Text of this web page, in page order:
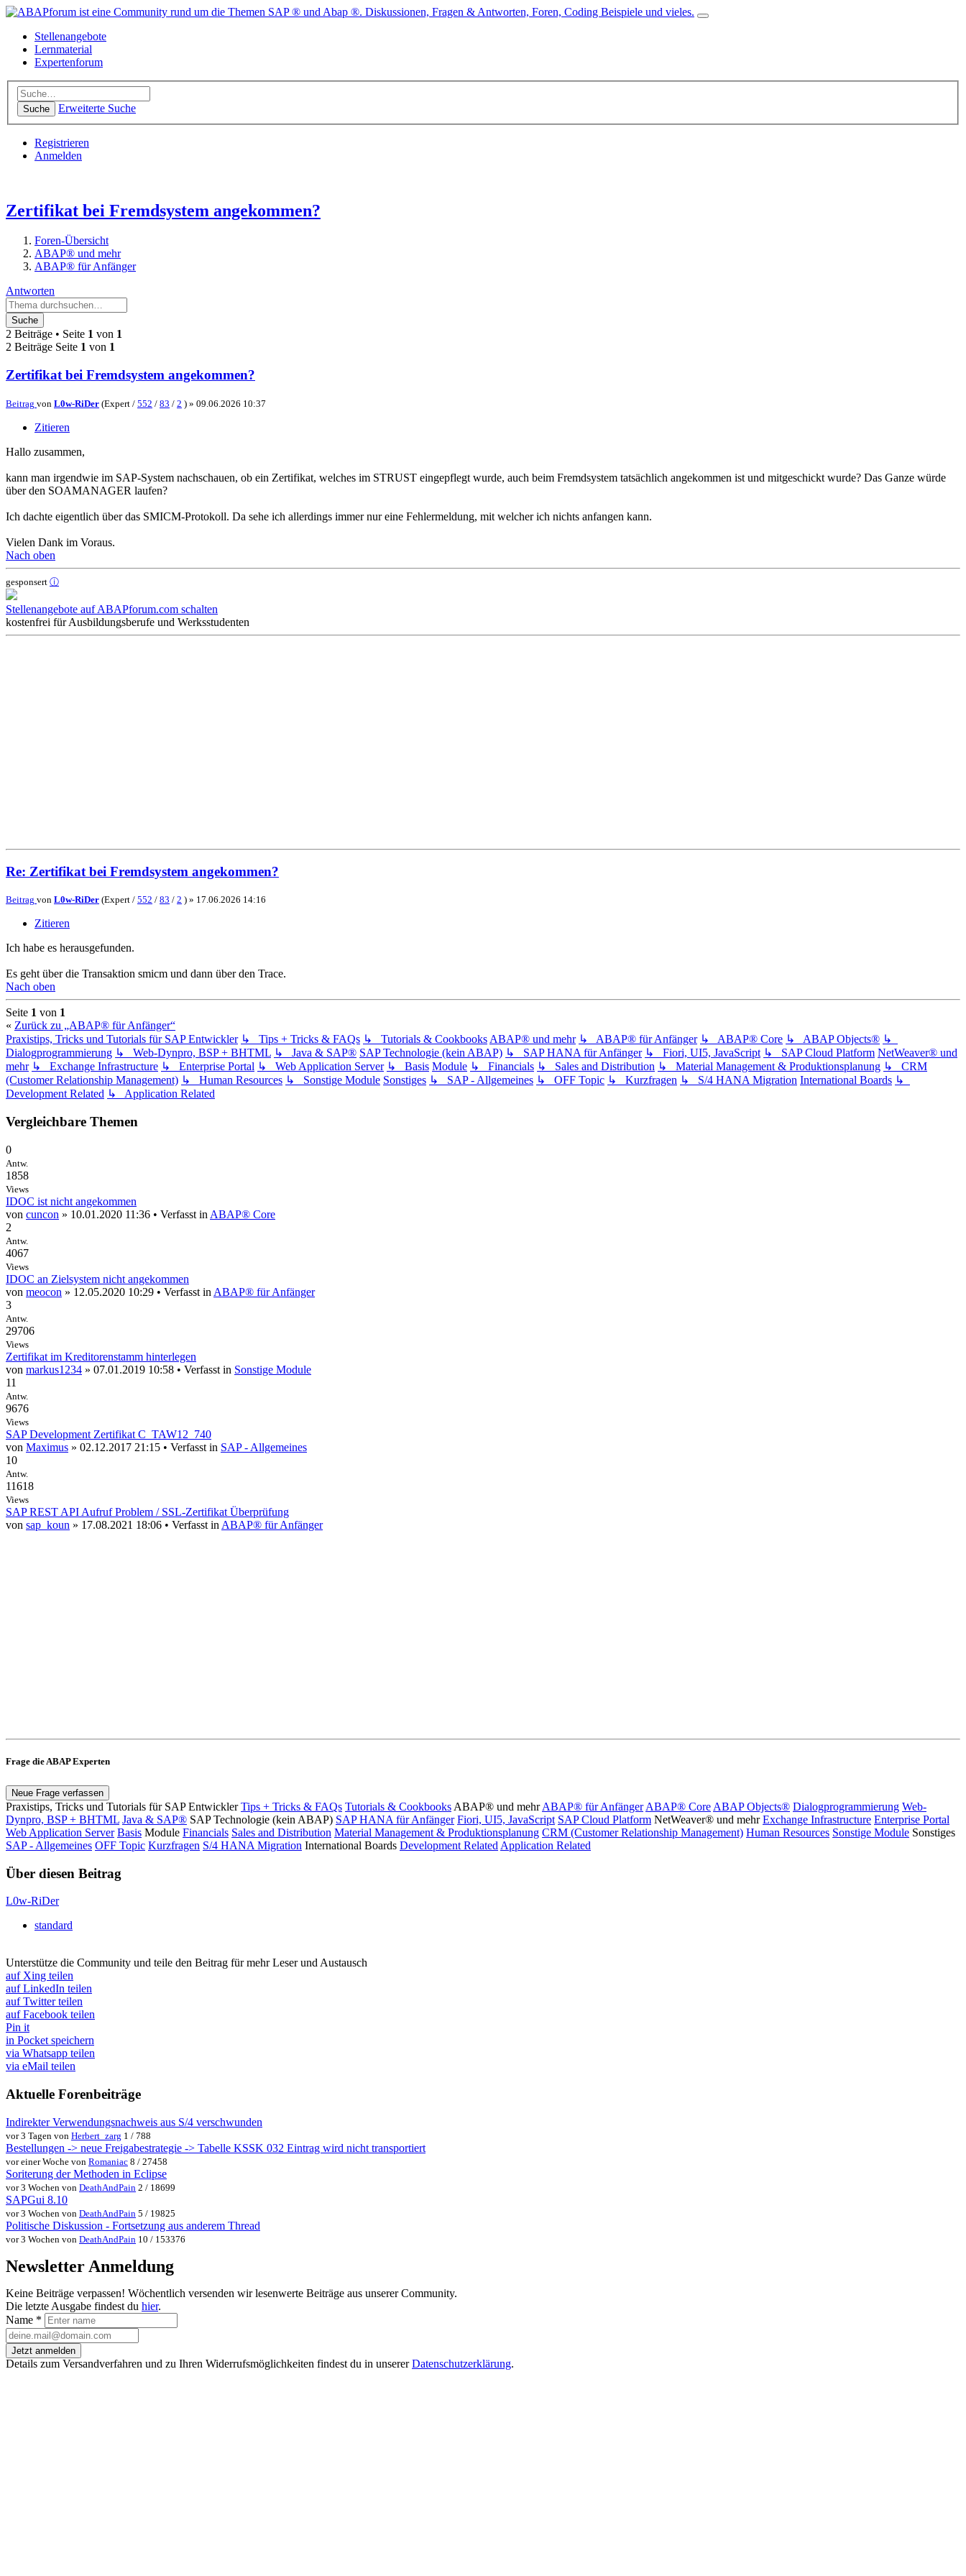
Stellenangebote
Lernmaterial
Expertenforum
Suche Erweiterte Suche
Registrieren
Anmelden
Zertifikat bei Fremdsystem angekommen?
Foren-Übersicht
ABAP® und mehr
ABAP® für Anfänger
Antworten
Suche
2 Beiträge • Seite 1 von 1
2 Beiträge Seite 1 von 1
Zertifikat bei Fremdsystem angekommen?
Beitrag von L0w-RiDer (Expert / 552 / 83 / 2 ) » 09.06.2026 10:37
Zitieren
Hallo zusammen,
kann man irgendwie im SAP-System nachschauen, ob ein Zertifikat, welches im STRUST eingepflegt wurde, auch beim Fremdsystem tatsächlich angekommen ist und mitgeschickt wurde? Das Ganze würde
über den SOAMANAGER laufen?
Ich dachte eigentlich über das SMICM-Protokoll. Da sehe ich allerdings immer nur eine Fehlermeldung, mit welcher ich nichts anfangen kann.
Vielen Dank im Voraus.
Nach oben
gesponsert ⓘ
Stellenangebote auf ABAPforum.com schalten
kostenfrei für Ausbildungsberufe und Werksstudenten
Re: Zertifikat bei Fremdsystem angekommen?
Beitrag von L0w-RiDer (Expert / 552 / 83 / 2 ) » 17.06.2026 14:16
Zitieren
Ich habe es herausgefunden.
Es geht über die Transaktion smicm und dann über den Trace.
Nach oben
Seite 1 von 1
« Zurück zu „ABAP® für Anfänger“
Praxistips, Tricks und Tutorials für SAP Entwickler ↳ Tips + Tricks & FAQs ↳ Tutorials & Cookbooks ABAP® und mehr ↳ ABAP® für Anfänger ↳ ABAP® Core ↳ ABAP Objects® ↳
Dialogprogrammierung ↳ Web-Dynpro, BSP + BHTML ↳ Java & SAP® SAP Technologie (kein ABAP) ↳ SAP HANA für Anfänger ↳ Fiori, UI5, JavaScript ↳ SAP Cloud Platform NetWeaver® und
mehr ↳ Exchange Infrastructure ↳ Enterprise Portal ↳ Web Application Server ↳ Basis Module ↳ Financials ↳ Sales and Distribution ↳ Material Management & Produktionsplanung ↳ CRM
(Customer Relationship Management) ↳ Human Resources ↳ Sonstige Module Sonstiges ↳ SAP - Allgemeines ↳ OFF Topic ↳ Kurzfragen ↳ S/4 HANA Migration International Boards ↳
Development Related ↳ Application Related
Vergleichbare Themen
0
Antw.
1858
Views
IDOC ist nicht angekommen
von cuncon » 10.01.2020 11:36 • Verfasst in ABAP® Core
2
Antw.
4067
Views
IDOC an Zielsystem nicht angekommen
von meocon » 12.05.2020 10:29 • Verfasst in ABAP® für Anfänger
3
Antw.
29706
Views
Zertifikat im Kreditorenstamm hinterlegen
von markus1234 » 07.01.2019 10:58 • Verfasst in Sonstige Module
11
Antw.
9676
Views
SAP Development Zertifikat C_TAW12_740
von Maximus » 02.12.2017 21:15 • Verfasst in SAP - Allgemeines
10
Antw.
11618
Views
SAP REST API Aufruf Problem / SSL-Zertifikat Überprüfung
von sap_koun » 17.08.2021 18:06 • Verfasst in ABAP® für Anfänger
Frage die ABAP Experten
Neue Frage verfassen
Praxistips, Tricks und Tutorials für SAP Entwickler Tips + Tricks & FAQs Tutorials & Cookbooks ABAP® und mehr ABAP® für Anfänger ABAP® Core ABAP Objects® Dialogprogrammierung Web-
Dynpro, BSP + BHTML Java & SAP® SAP Technologie (kein ABAP) SAP HANA für Anfänger Fiori, UI5, JavaScript SAP Cloud Platform NetWeaver® und mehr Exchange Infrastructure Enterprise Portal
Web Application Server Basis Module Financials Sales and Distribution Material Management & Produktionsplanung CRM (Customer Relationship Management) Human Resources Sonstige Module Sonstiges
SAP - Allgemeines OFF Topic Kurzfragen S/4 HANA Migration International Boards Development Related Application Related
Über diesen Beitrag
L0w-RiDer
standard
Unterstütze die Community und teile den Beitrag für mehr Leser und Austausch
auf Xing teilen
auf LinkedIn teilen
auf Twitter teilen
auf Facebook teilen
Pin it
in Pocket speichern
via Whatsapp teilen
via eMail teilen
Aktuelle Forenbeiträge
Indirekter Verwendungsnachweis aus S/4 verschwunden
vor 3 Tagen von Herbert_zarg 1 / 788
Bestellungen -> neue Freigabestrategie -> Tabelle KSSK 032 Eintrag wird nicht transportiert
vor einer Woche von Romaniac 8 / 27458
Soriterung der Methoden in Eclipse
vor 3 Wochen von DeathAndPain 2 / 18699
SAPGui 8.10
vor 3 Wochen von DeathAndPain 5 / 19825
Politische Diskussion - Fortsetzung aus anderem Thread
vor 3 Wochen von DeathAndPain 10 / 153376
Newsletter Anmeldung
Keine Beiträge verpassen! Wöchentlich versenden wir lesenwerte Beiträge aus unserer Community.
Die letzte Ausgabe findest du hier.
Name *
Jetzt anmelden
Details zum Versandverfahren und zu Ihren Widerrufsmöglichkeiten findest du in unsererDatenschutzerklärung.